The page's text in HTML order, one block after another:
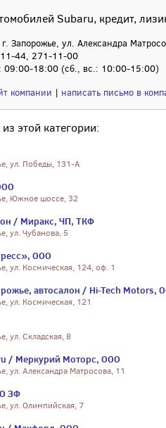
Subaru, кредит,
Запорожье, ул. Александра
44, 271-11-00
: 09:00-18:00 (сб., вс.: 10:00-15:00)
компании | написать письмо в
этой категории:
ул. Победы, 131-А
Южное шоссе, 32
/ Миракс, ЧП, ТКФ
ул. Чубанова, 5
ООО
ул. Космическая, 124, оф. 1
автосалон / Hi-Tech Motors,
ул. Космическая, 121
ул. Складская, 8
/ Меркурий Моторс, ООО
ул. Александра Матросова, 11
ЗФ
ул. Олимпийская, 7